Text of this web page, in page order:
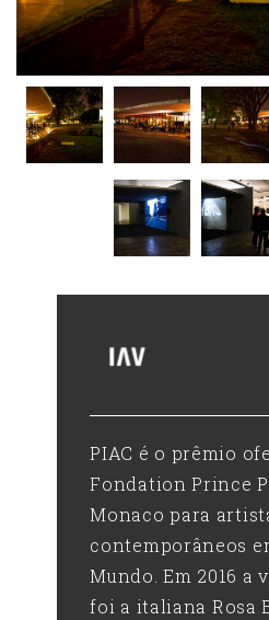
F F F
F
F
PIAC é o prêmio
Fondation Prince
Monaco para
contemporâneos
Mundo. Em 2016 a
foi a italiana Rosa